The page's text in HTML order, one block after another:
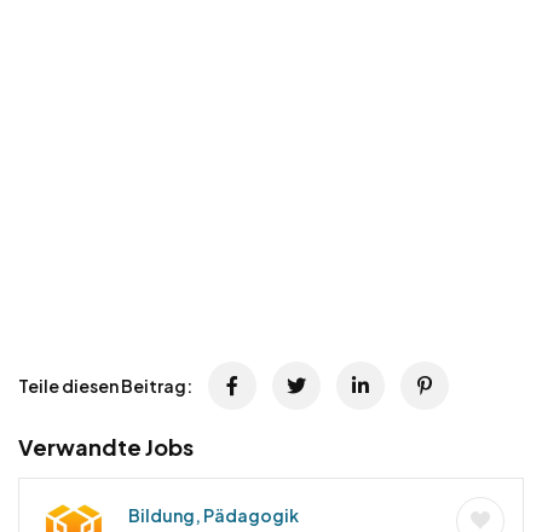
Teile diesen Beitrag:
Verwandte Jobs
Bildung, Pädagogik